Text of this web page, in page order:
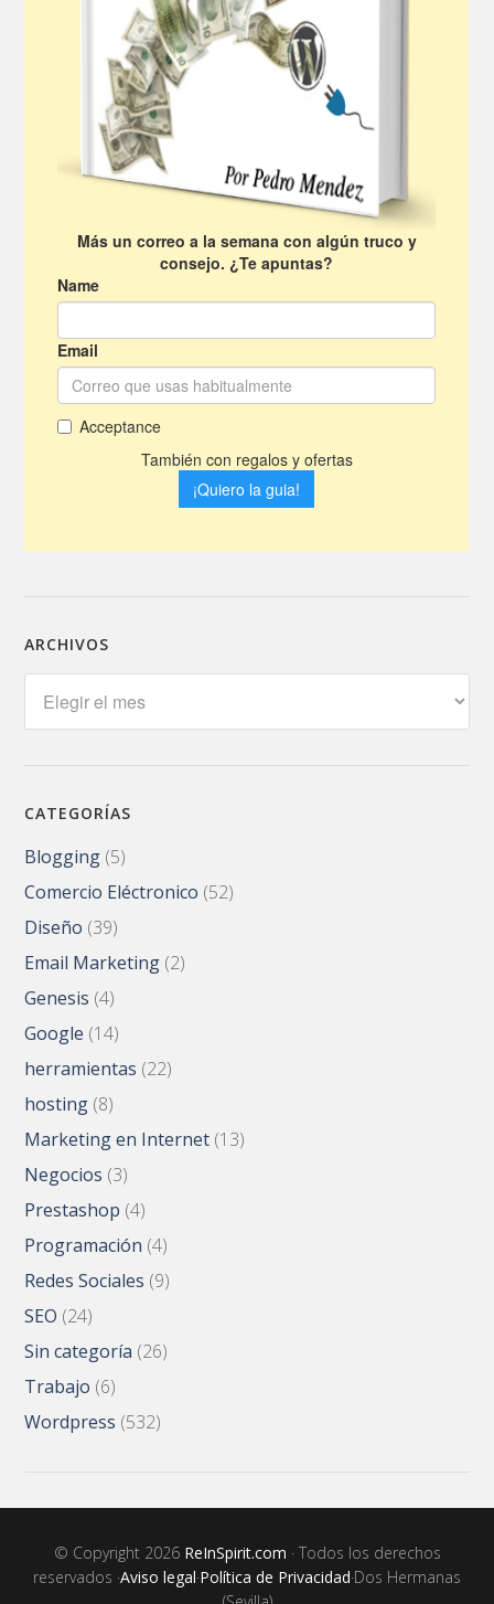
ARCHIVOS
CATEGORÍAS
Blogging (5)
Comercio Eléctronico (52)
Diseño (39)
Email Marketing (2)
Genesis (4)
Google (14)
herramientas (22)
hosting (8)
Marketing en Internet (13)
Negocios (3)
Prestashop (4)
Programación (4)
Redes Sociales (9)
SEO (24)
Sin categoría (26)
Trabajo (6)
Wordpress (532)
© Copyright 2026 ReInSpirit.com · Todos los derechos
reservados ·Aviso legal·Política de Privacidad·Dos Hermanas